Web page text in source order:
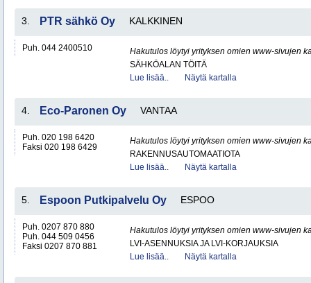
3. PTR sähkö Oy KALKKINEN
Puh. 044 2400510
Hakutulos löytyi yrityksen omien www-sivujen
SÄHKÖALAN TÖITÄ
Lue lisää..
Näytä kartalla
4. Eco-Paronen Oy VANTAA
Puh. 020 198 6420
Faksi 020 198 6429
Hakutulos löytyi yrityksen omien www-sivujen
RAKENNUSAUTOMAATIOTA
Lue lisää..
Näytä kartalla
5. Espoon Putkipalvelu Oy ESPOO
Puh. 0207 870 880
Puh. 044 509 0456
Faksi 0207 870 881
Hakutulos löytyi yrityksen omien www-sivujen
LVI-ASENNUKSIA JA LVI-KORJAUKSIA
Lue lisää..
Näytä kartalla